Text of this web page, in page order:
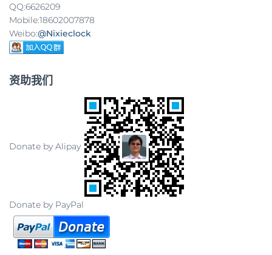
QQ:6626209
Mobile:18602007878
Weibo:@Nixieclock
资助我们
Donate by Alipay
Donate by PayPal